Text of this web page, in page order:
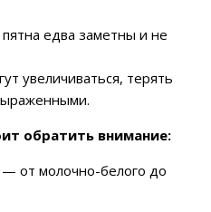
едва заметны и не
увеличиваться, терять
обратить внимание:
от молочно-белого до